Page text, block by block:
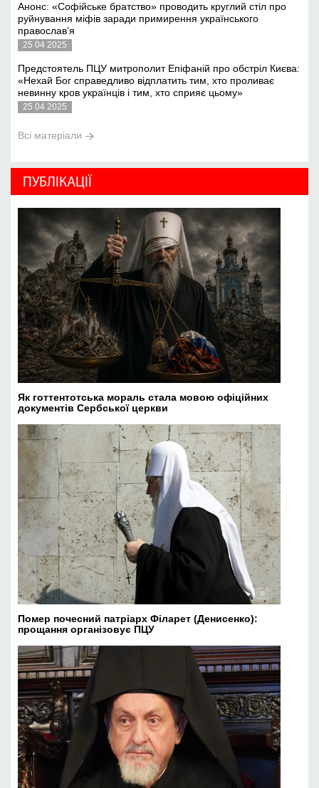
Анонс: «Софійське братство» проводить круглий стіл про
руйнування міфів заради примирення українського
православ’я
25 04 2025
Предстоятель ПЦУ митрополит Епіфаній про обстріл Києва:
«Нехай Бог справедливо відплатить тим, хто проливає
невинну кров українців і тим, хто сприяє цьому»
25 04 2025
Всі матеріали
ПУБЛІКАЦІЇ
Як готтентотська мораль стала мовою офіційних
документів Сербської церкви
Помер почесний патріарх Філарет (Денисенко):
прощання організовує ПЦУ